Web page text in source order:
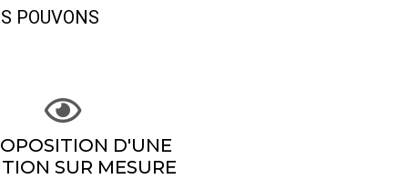
POUVONS
D'UNE
SUR MESURE